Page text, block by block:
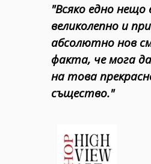
"Всяко едно нещо
великолепно и
абсолютно нов
факта, че мога
на това
същество."